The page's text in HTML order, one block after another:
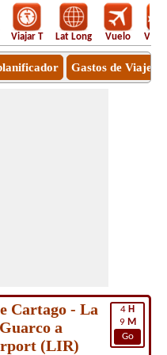
Viajar T Lat Long Vuelo
Gastos de Viaje
4 H
9 M
Go
Cartago - La
a
(LIR)